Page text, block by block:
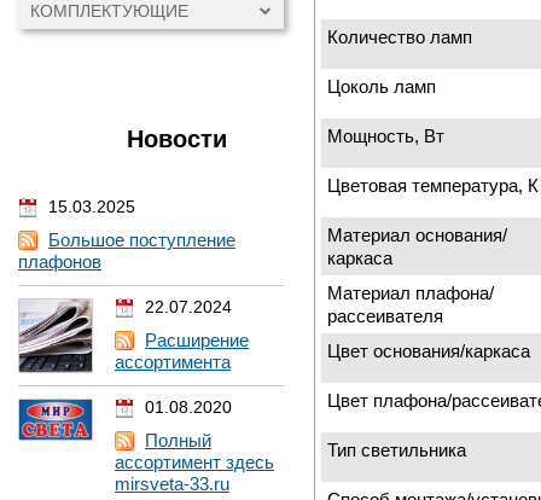
КОМПЛЕКТУЮЩИЕ
Новости
15.03.2025
Большое поступление
плафонов
22.07.2024
Расширение
ассортимента
01.08.2020
Полный
ассортимент здесь
mirsveta-33.ru
Количество ламп
Цоколь ламп
Мощность, Вт
Цветовая температура, К
Материал основания/
каркаса
Материал плафона/
рассеивателя
Цвет основания/каркаса
Цвет плафона/
Тип светильника